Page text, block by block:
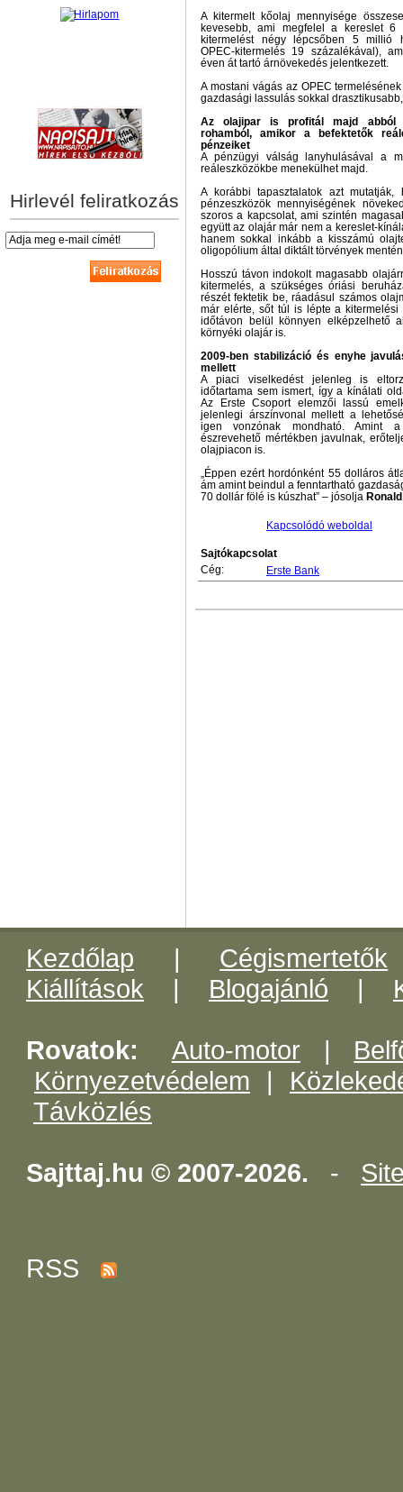
Hirlevél feliratkozás
A kitermelt kőolaj mennyisége
kevesebb, ami megfelel a kereslet 6
kitermelést négy lépcsőben 5 millió
OPEC-kitermelés 19 százalékával),
éven át tartó árnövekedés jelentkezett.
A mostani vágás az OPEC
gazdasági lassulás sokkal
Az olajipar is profitál majd abból
rohamból, amikor a befektetők
pénzeiket
A pénzügyi válság lanyhulásával a
reáleszközökbe menekülhet majd.
A korábbi tapasztalatok azt
pénzeszközök mennyiségének
szoros a kapcsolat, ami szintén
együtt az olajár már nem a kereslet-
hanem sokkal inkább a kisszámú
oligopólium által diktált törvények
Hosszú távon indokolt magasabb
kitermelés, a szükséges óriási
részét fektetik be, ráadásul számos
már elérte, sőt túl is lépte a kitermelési
időtávon belül könnyen elképzelhető
környéki olajár is.
2009-ben stabilizáció és enyhe
mellett
A piaci viselkedést jelenleg is
időtartama sem ismert, így a kínálati
Az Erste Csoport elemzői lassú
jelenlegi árszínvonal mellett a
igen vonzónak mondható. Amint a
észrevehető mértékben javulnak,
olajpiacon is.
„Éppen ezért hordónként 55 dolláros
ám amint beindul a fenntartható
70 dollár fölé is kúszhat” – jósolja
Kapcsolódó weboldal
Sajtókapcsolat
Cég:
Erste Bank
Kezdőlap | Cégismertetők
Kiállítások | Blogajánló |
Rovatok: Auto-motor|
Környezetvédelem |
Távközlés
Sajttaj.hu © 2007-2026. -
RSS